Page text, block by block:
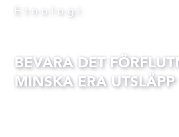
Etnologi
BEVARA DET
MINSKA ERA UTSLÄPP